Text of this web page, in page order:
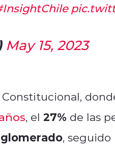
May 15, 2023
, el 27% de las
, seguido